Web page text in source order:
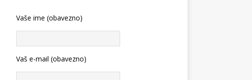
Vaše ime (obavezno)
Vaš e-mail (obavezno)